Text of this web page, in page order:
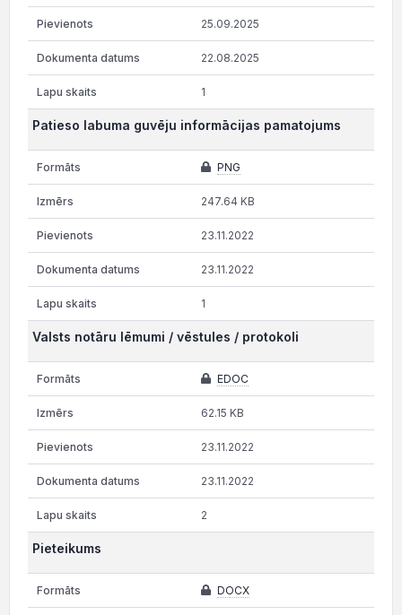
25.09.2025
22.08.2025
1
Patieso labuma guvēju informācijas pamatojums
PNG
247.64 KB
23.11.2022
23.11.2022
1
Valsts notāru lēmumi / vēstules / protokoli
EDOC
62.15 KB
23.11.2022
23.11.2022
2
Pieteikums
DOCX